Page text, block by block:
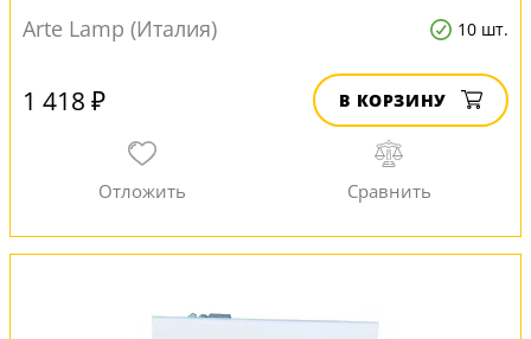
Arte Lamp (Италия) 10 шт.
1 418 ₽ В КОРЗИНУ